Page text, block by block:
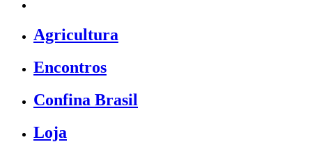
Agricultura
Encontros
Confina Brasil
Loja